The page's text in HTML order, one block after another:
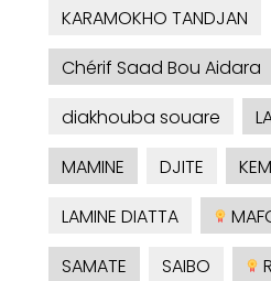
KARAMOKHO TANDJAN
Chérif Saad Bou Aidara
diakhouba souare
MAMINE
DJITE
LAMINE DIATTA
SAMATE
SAIBO